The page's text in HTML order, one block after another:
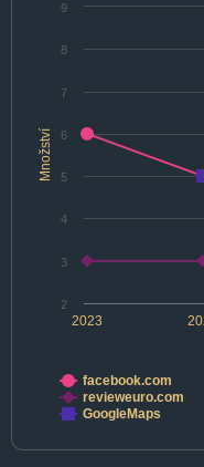
Množství
2023
2
3
4
5
6
7
8
9
facebook.com
revieweuro.com
GoogleMaps